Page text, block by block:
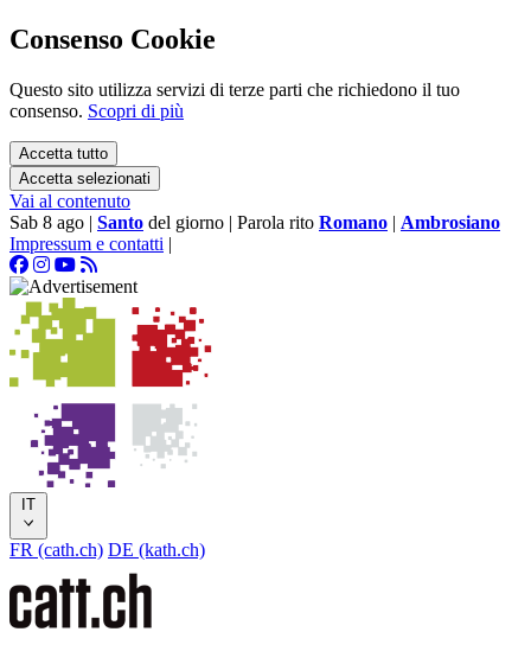
Consenso Cookie
Questo sito utilizza servizi di terze parti che richiedono il tuo
consenso. Scopri di più
Accetta tutto
Accetta selezionati
Vai al contenuto
Sab 8 ago | Santo del giorno | Parola rito Romano | Ambrosiano
Impressum e contatti |
IT
FR (cath.ch) DE (kath.ch)